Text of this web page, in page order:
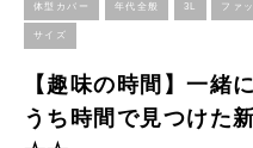
体型カバー 年代全般 3L ファ
サイズ
【趣味の時間】一緒
うち時間で見つけた